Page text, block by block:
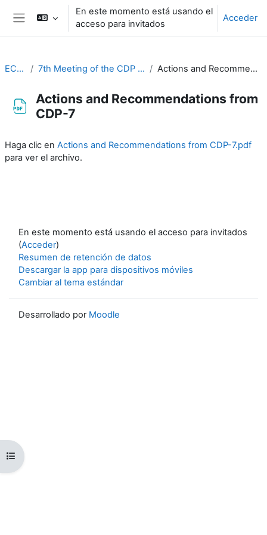
Salta al contenido principal
Panel lateral
En este momento está usando el
acceso para invitados
Acceder
Abrir índice del curso
EC-CDP 7th Meeting of the CDP (20-22 March 2023) Actions and Recommendations from CDP-7
Actions and Recommendations from
CDP-7
Haga clic en Actions and Recommendations from CDP-7.pdf
para ver el archivo.
En este momento está usando el acceso para invitados
(Acceder)
Resumen de retención de datos
Descargar la app para dispositivos móviles
Cambiar al tema estándar
Desarrollado por Moodle